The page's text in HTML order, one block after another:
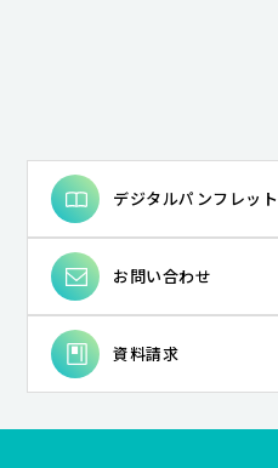
デジタルパンフレット
お問い合わせ
資料請求